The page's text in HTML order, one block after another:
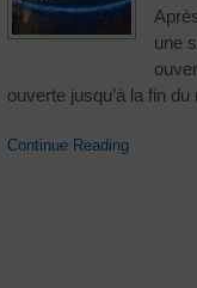
une
ouverte jusqu’à la fin
Continue Reading